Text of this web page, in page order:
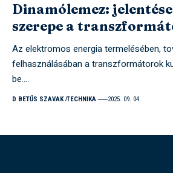
Dinamólemez:
szerepe a
Az elektromos energia termelésében,
felhasználásában a transzformátorok
be.…
D BETŰS SZAVAK TECHNIKA 2025. 09. 04.